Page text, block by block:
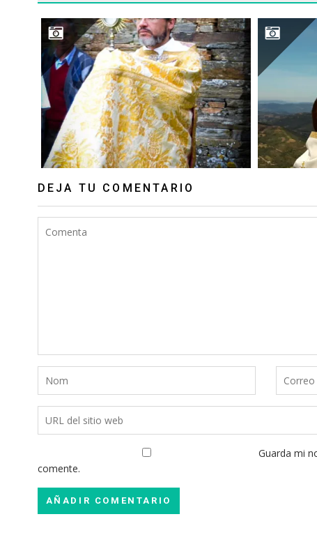
DEJA TU COMENTARIO
Guarda mi
comente.